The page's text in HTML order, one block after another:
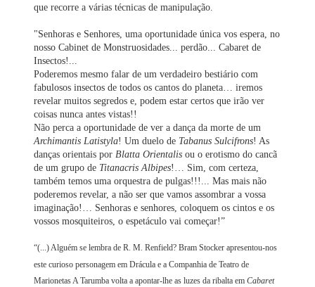
que recorre a várias técnicas de manipulação.
"Senhoras e Senhores, uma oportunidade única vos espera, no
nosso Cabinet de Monstruosidades... perdão... Cabaret de
Insectos!...
Poderemos mesmo falar de um verdadeiro bestiário com
fabulosos insectos de todos os cantos do planeta… iremos
revelar muitos segredos e, podem estar certos que irão ver
coisas nunca antes vistas!!
Não perca a oportunidade de ver a dança da morte de um
Archimantis Latistyla! Um duelo de Tabanus Sulcifrons! As
danças orientais por Blatta Orientalis ou o erotismo do cancã
de um grupo de Titanacris Albipes!… Sim, com certeza,
também temos uma orquestra de pulgas!!!... Mas mais não
poderemos revelar, a não ser que vamos assombrar a vossa
imaginação!… Senhoras e senhores, coloquem os cintos e os
vossos mosquiteiros, o espetáculo vai começar!”
“(...) Alguém se lembra de R. M. Renfield? Bram Stocker apresentou-nos
este curioso personagem em Drácula e a Companhia de Teatro de
Marionetas A Tarumba volta a apontar-lhe as luzes da ribalta emCabaret